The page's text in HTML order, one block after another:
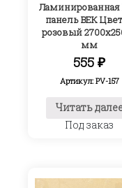
Ламинированная
панель ВЕК
розовый
мм
555₽
Артикул: PV-157
Читать
Под заказ